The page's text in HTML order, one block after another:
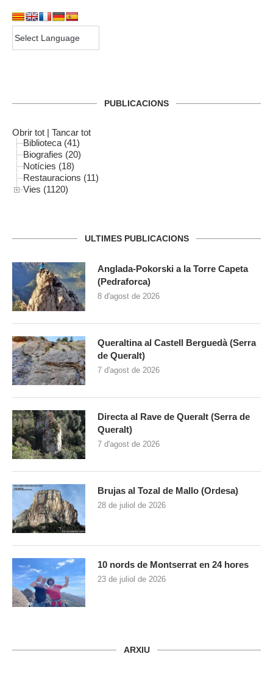
PUBLICACIONS
Obrir tot | Tancar tot
Biblioteca (41)
Biografies (20)
Notícies (18)
Restauracions (11)
Vies (1120)
ULTIMES PUBLICACIONS
Anglada-Pokorski a la Torre Capeta
(Pedraforca)
8 d'agost de 2026
Queraltina al Castell Berguedà (Serra
de Queralt)
7 d'agost de 2026
Directa al Rave de Queralt (Serra de
Queralt)
7 d'agost de 2026
Brujas al Tozal de Mallo (Ordesa)
28 de juliol de 2026
10 nords de Montserrat en 24 hores
23 de juliol de 2026
ARXIU